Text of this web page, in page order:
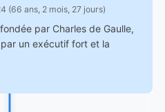
(66 ans, 2 mois, 27 jours)
par Charles de Gaulle,
un exécutif fort et la